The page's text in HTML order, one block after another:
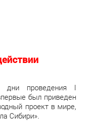
дни проведения I
был приведен
проект в мире,
Сибири».